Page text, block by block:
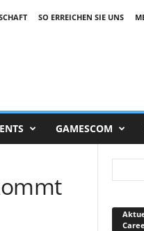
SO ERREICHEN SIE UNS
GAMESCOM